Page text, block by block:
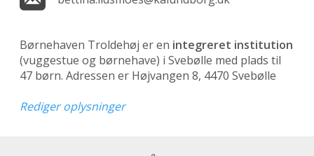
Børnehaven Troldehøj er en integreret institution
(vuggestue og børnehave) i Svebølle med plads til
47 børn. Adressen er Højvangen 8, 4470 Svebølle
Rediger oplysninger